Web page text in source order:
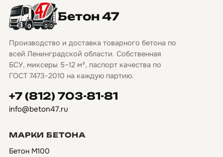
Бетон 47
Производство и доставка товарного бетона по
всей Ленинградской области. Собственная
БСУ, миксеры 5–12 м³, паспорт качества по
ГОСТ 7473-2010 на каждую партию.
+7 (812) 703-81-81
info@beton47.ru
МАРКИ БЕТОНА
Бетон М100